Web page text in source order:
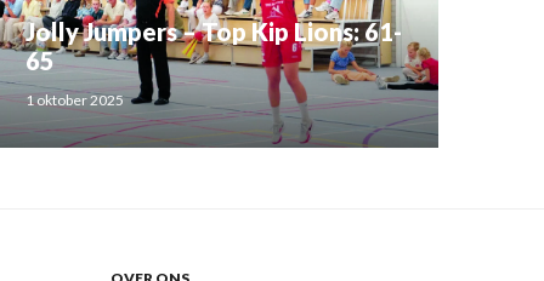
Jolly Jumpers – Top Kip Lions: 61-
65
1 oktober 2025